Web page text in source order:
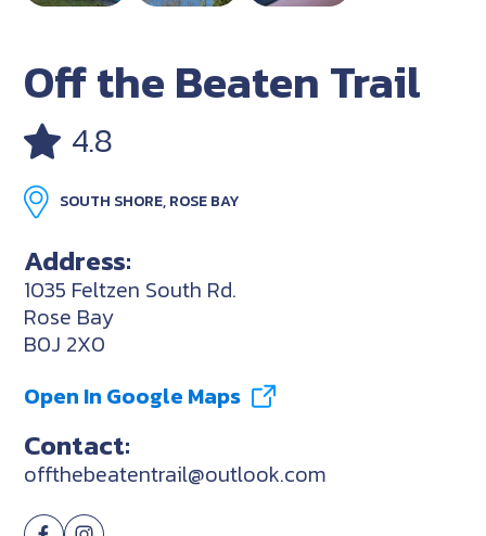
Off the Beaten Trail
4.8
SOUTH SHORE, ROSE BAY
Address:
1035 Feltzen South Rd.
Rose Bay
B0J 2X0
Open In Google Maps
Contact:
offthebeatentrail@outlook.com